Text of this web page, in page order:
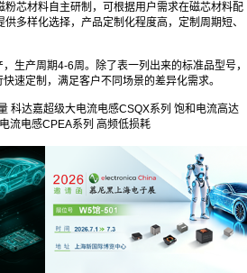
芯材料自主研制，可根据用户需求在磁芯材料配
多样化选择，产品定制化程度高，定制周期短、
生产周期4-6周。除了表一列出来的标准品型号，
速定制，满足客户不同场景的差异化需求。
科达嘉超级大电流电感CSQX系列 饱和电流高达
流电感CPEA系列 高频低损耗